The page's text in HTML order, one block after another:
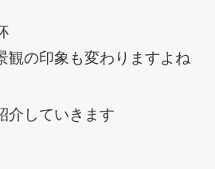
観の印象も変わりますよね
介していきます